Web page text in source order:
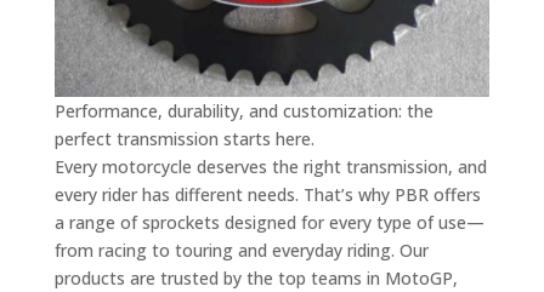
Performance, durability, and customization: the
perfect transmission starts here.
Every motorcycle deserves the right transmission, and
every rider has different needs. That’s why PBR offers
a range of sprockets designed for every type of use—
from racing to touring and everyday riding. Our
products are trusted by the top teams in MotoGP,